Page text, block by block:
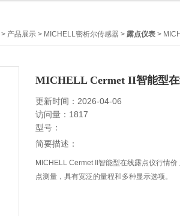
> 产品展示 > MICHELL密析尔传感器 > 露点仪表 >
MICHELL Cermet II智能型
更新时间：2026-04-06
访问量：1817
型号：
简要描述：
MICHELL Cermet II智能型在线露点仪行情
点测量，具有宽泛的量程和多种显示选项。